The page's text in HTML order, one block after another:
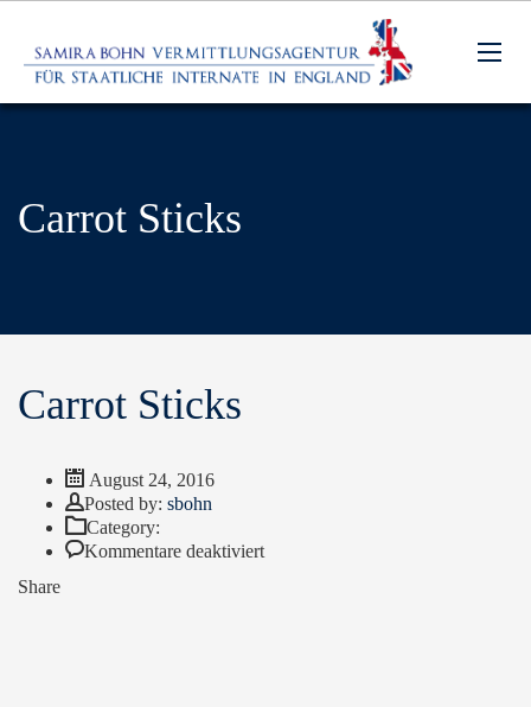
Carrot Sticks
Carrot Sticks
August 24, 2016
Posted by: Author
sbohn
Category:
Kommentare deaktiviertfür
Share